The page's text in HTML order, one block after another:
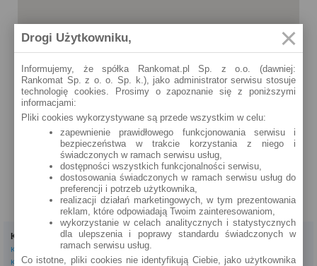
Paprotnia
Wyszyńskiego 9 (24h)
szczegóły »
Kredyty
Kredyty gotówkowe
Kredyty hipoteczne
Dla firm
Konta firmowe
Drogi Użytkowniku,
Informujemy, że spółka Rankomat.pl Sp. z o.o. (dawniej:
Rankomat Sp. z o. o. Sp. k.), jako administrator serwisu stosuje
technologię cookies. Prosimy o zapoznanie się z poniższymi
informacjami:
Pliki cookies wykorzystywane są przede wszystkim w celu:
zapewnienie prawidłowego funkcjonowania serwisu i
bezpieczeństwa w trakcie korzystania z niego i
świadczonych w ramach serwisu usług,
dostępności wszystkich funkcjonalności serwisu,
dostosowania świadczonych w ramach serwisu usług do
preferencji i potrzeb użytkownika,
realizacji działań marketingowych, w tym prezentowania
reklam, które odpowiadają Twoim zainteresowaniom,
wykorzystanie w celach analitycznych i statystycznych
dla ulepszenia i poprawy standardu świadczonych w
ramach serwisu usług.
Co istotne, pliki cookies nie identyfikują Ciebie, jako użytkownika